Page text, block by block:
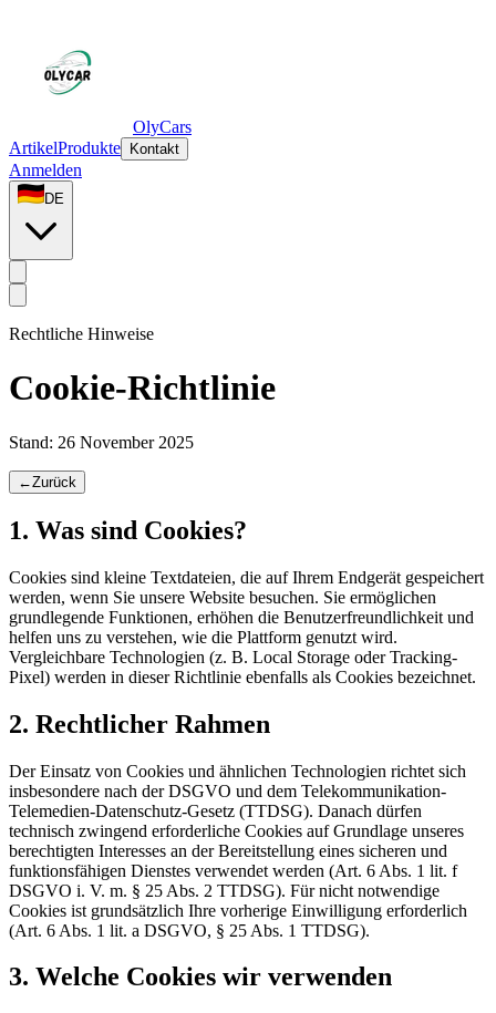
OlyCars
ArtikelProdukte Kontakt
Anmelden
DE
Rechtliche Hinweise
Cookie-Richtlinie
Stand: 26 November 2025
←Zurück
1. Was sind Cookies?
Cookies sind kleine Textdateien, die auf Ihrem Endgerät gespeichert
werden, wenn Sie unsere Website besuchen. Sie ermöglichen
grundlegende Funktionen, erhöhen die Benutzerfreundlichkeit und
helfen uns zu verstehen, wie die Plattform genutzt wird.
Vergleichbare Technologien (z. B. Local Storage oder Tracking-
Pixel) werden in dieser Richtlinie ebenfalls als Cookies bezeichnet.
2. Rechtlicher Rahmen
Der Einsatz von Cookies und ähnlichen Technologien richtet sich
insbesondere nach der DSGVO und dem Telekommunikation-
Telemedien-Datenschutz-Gesetz (TTDSG). Danach dürfen
technisch zwingend erforderliche Cookies auf Grundlage unseres
berechtigten Interesses an der Bereitstellung eines sicheren und
funktionsfähigen Dienstes verwendet werden (Art. 6 Abs. 1 lit. f
DSGVO i. V. m. § 25 Abs. 2 TTDSG). Für nicht notwendige
Cookies ist grundsätzlich Ihre vorherige Einwilligung erforderlich
(Art. 6 Abs. 1 lit. a DSGVO, § 25 Abs. 1 TTDSG).
3. Welche Cookies wir verwenden